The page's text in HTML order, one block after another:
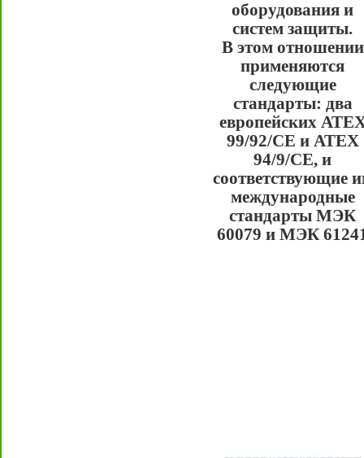
оборудования и
систем защиты.
В этом отношении
применяются
следующие
стандарты: два
европейских
99/92/CE и ATEX
94/9/CE, и
соответствующие
международные
стандарты МЭК
60079 и МЭК